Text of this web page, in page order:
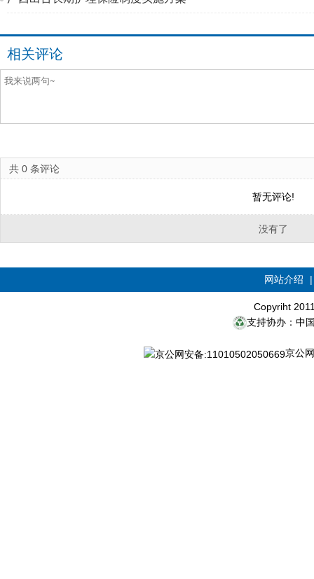
相关评论
共 0 条评论
暂无评论!
没有了
网站介绍
Copyriht
支持协办：中
京公